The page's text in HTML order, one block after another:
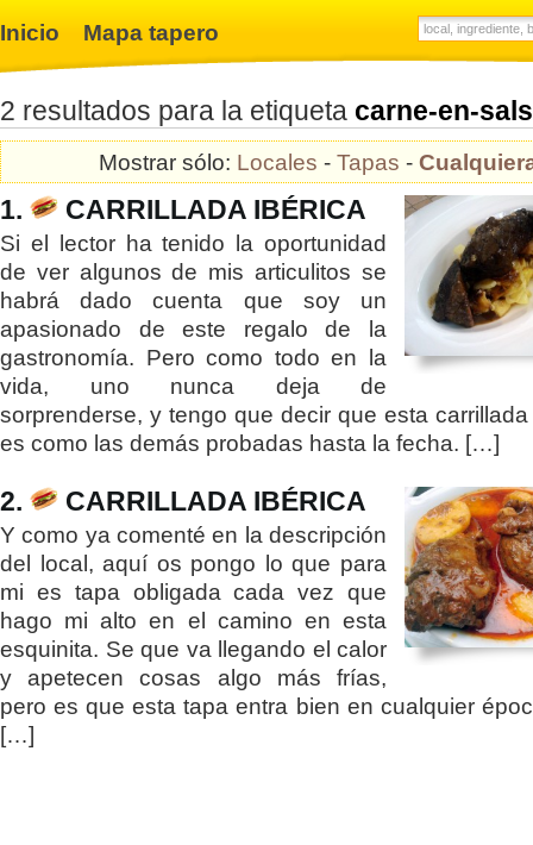
Inicio Mapa tapero
2 resultados para la etiqueta carne-en-
Mostrar sólo: Locales - Tapas -
1. CARRILLADA IBÉRICA
Si el lector ha tenido la oportunidad
de ver algunos de mis articulitos se
habrá dado cuenta que soy un
apasionado de este regalo de la
gastronomía. Pero como todo en la
vida, uno nunca deja de
sorprenderse, y tengo que decir que esta
es como las demás probadas hasta la fecha. […]
2. CARRILLADA IBÉRICA
Y como ya comenté en la descripción
del local, aquí os pongo lo que para
mi es tapa obligada cada vez que
hago mi alto en el camino en esta
esquinita. Se que va llegando el calor
y apetecen cosas algo más frías,
pero es que esta tapa entra bien en cualquier
[…]